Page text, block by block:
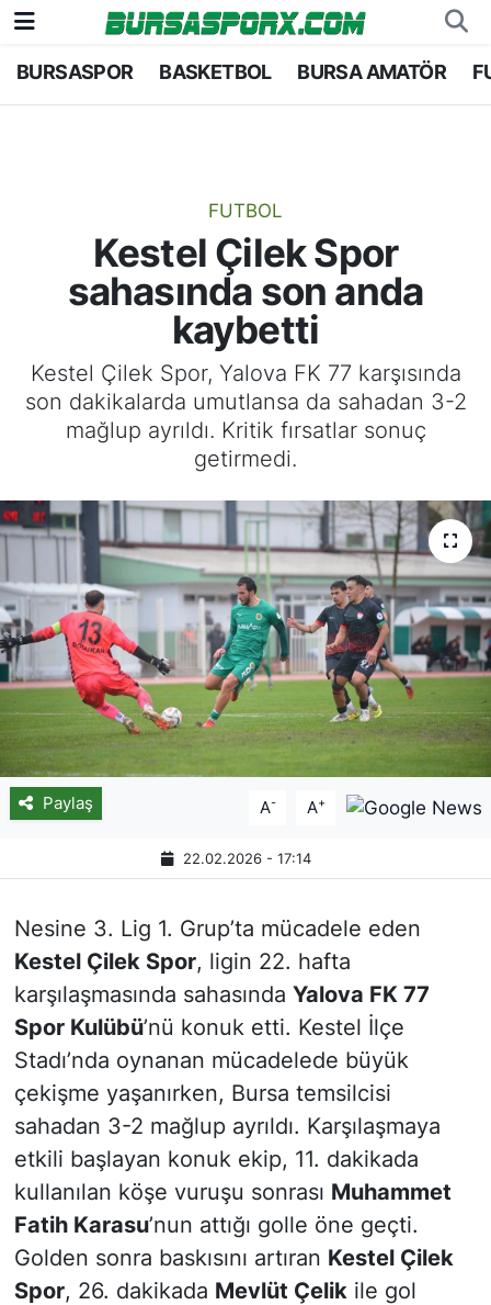
BURSASPOR BASKETBOL BURSA AMATÖR
FUTBOL
Kestel Çilek Spor
sahasında son anda
kaybetti
Kestel Çilek Spor, Yalova FK 77 karşısında
son dakikalarda umutlansa da sahadan 3-2
mağlup ayrıldı. Kritik fırsatlar sonuç
getirmedi.
Paylaş A- A+
22.02.2026 - 17:14
Nesine 3. Lig 1. Grup’ta mücadele eden
Kestel Çilek Spor, ligin 22. hafta
karşılaşmasında sahasında Yalova FK 77
Spor Kulübü’nü konuk etti. Kestel İlçe
Stadı’nda oynanan mücadelede büyük
çekişme yaşanırken, Bursa temsilcisi
sahadan 3-2 mağlup ayrıldı. Karşılaşmaya
etkili başlayan konuk ekip, 11. dakikada
kullanılan köşe vuruşu sonrası Muhammet
Fatih Karasu’nun attığı golle öne geçti.
Golden sonra baskısını artıran Kestel Çilek
Spor, 26. dakikada Mevlüt Çelik ile gol
Bursaspor
Bursa Amatör
Hentbol
Voleybol
Genel
Bursa Nöbetçi Eczaneler
Bursa Trafik Yoğunluk Haritası
TFF 2.Lig Kırmızı Grup Puan Durumu ve Fikstür
Tüm Manşetler
Son Dakika Haberleri